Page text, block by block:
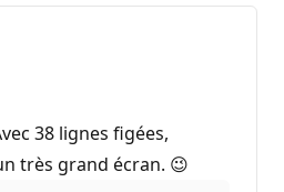
38 lignes figées,
très grand écran. 😉